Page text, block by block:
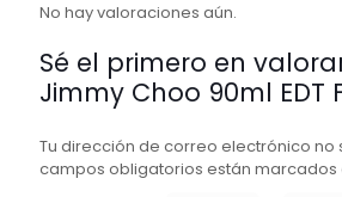
No hay valoraciones aún.
Sé el primero en
Jimmy Choo 90ml EDT
Tu dirección de correo electrónico no
campos obligatorios están marcados